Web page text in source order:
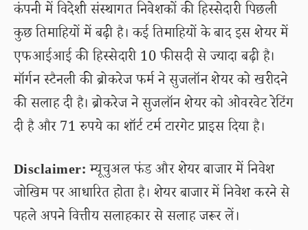
कंपनी में विदेशी संस्थागत निवेशकों की हिस्सेदारी पिछली
कुछ तिमाहियों में बढ़ी है। कई तिमाहियों के बाद इस शेयर में
एफआईआई की हिस्सेदारी 10 फीसदी से ज्यादा बढ़ी है।
मॉर्गन स्टैनली की ब्रोकरेज फर्म ने सुजलॉन शेयर को खरीदने
की सलाह दी है। ब्रोकरेज ने सुजलॉन शेयर को ओवरवेट रेटिंग
दी है और 71 रुपये का शॉर्ट टर्म टारगेट प्राइस दिया है।
Disclaimer:म्यूचुअल फंड और शेयर बाजार में निवेश
जोखिम पर आधारित होता है। शेयर बाजार में निवेश करने से
पहले अपने वित्तीय सलाहकार से सलाह जरूर लें।